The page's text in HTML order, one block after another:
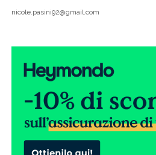
nicole.pasini92@gmail.com